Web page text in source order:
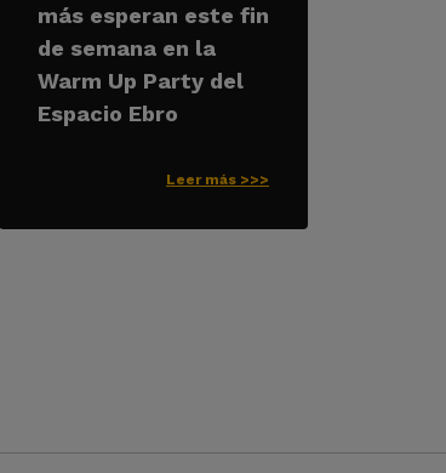
más esperan este fin
de semana en la
Warm Up Party del
Espacio Ebro
Leer más >>>